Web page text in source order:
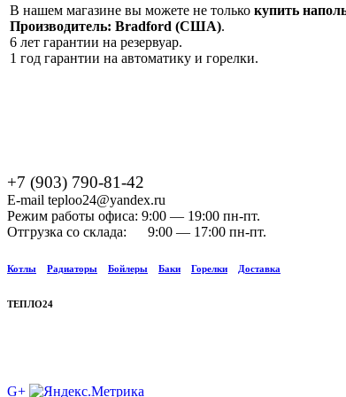
В нашем магазине вы можете не только купить
Производитель: Bradford (США).
6 лет гарантии на резервуар.
1 год гарантии на автоматику и горелки.
+7 (903) 790-81-42
E-mail teploo24@yandex.ru
Режим работы офиса: 9:00 — 19:00 пн-пт.
Отгрузка со склада: 9:00 — 17:00 пн-пт.
Котлы Радиаторы Бойлеры Баки Горелки Доставка
ТЕПЛО24
G+